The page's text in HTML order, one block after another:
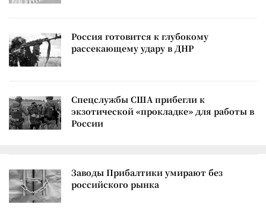
Россия готовится к глубокому
рассекающему удару в ДНР
Спецслужбы США прибегли к
экзотической «прокладке» для работы в
России
Заводы Прибалтики умирают без
российского рынка